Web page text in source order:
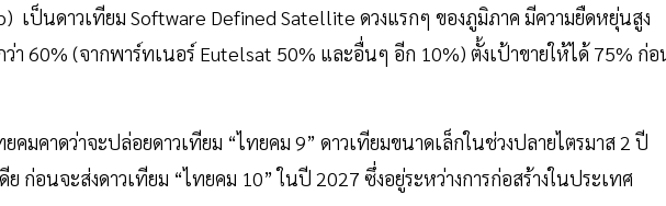
เป็นดาวเทียม Software Defined Satellite ดวงแรกๆ ของภูมิภาค มีความยืดหยุ่นสูง
า 60% (จากพาร์ทเนอร์ Eutelsat 50% และอื่นๆ อีก 10%) ตั้งเป้าขายให้ได้ 75% ก่
คมคาดว่าจะปล่อยดาวเทียม “ไทยคม 9” ดาวเทียมขนาดเล็กในช่วงปลายไตรมาส 2 ปี
ก่อนจะส่งดาวเทียม “ไทยคม 10” ในปี 2027 ซึ่งอยู่ระหว่างการก่อสร้างในประเทศ